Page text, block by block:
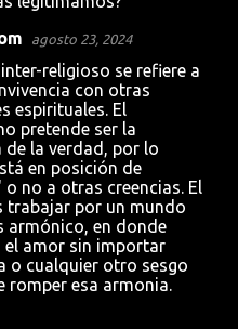
agosto 23, 2024
religioso se refiere a
con otras
espirituales. El
pretende ser la
de la verdad, por lo
en posición de
no a otras creencias. El
trabajar por un mundo
armónico, en donde
el amor sin importar
o cualquier otro sesgo
romper esa armonia.